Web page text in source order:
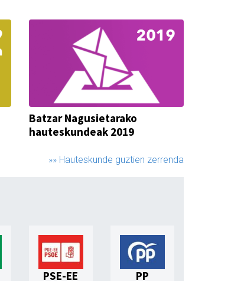
Batzar Nagusietarako
hauteskundeak 2019
»» Hauteskunde guztien zerrenda
PSE-EE
PP